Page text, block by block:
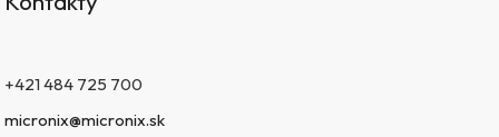
+421 484 725 700
micronix@micronix.sk